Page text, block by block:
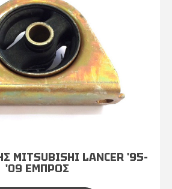
MITSUBISHI LANCER '95-
'09 ΕΜΠΡΟΣ